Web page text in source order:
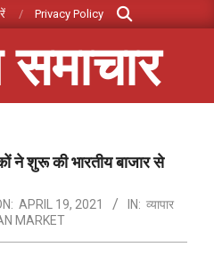
Privacy Policy
Search
ने शुरू की भारतीय बाजार से
APRIL 19, 2021 IN: व्यापार
MARKET